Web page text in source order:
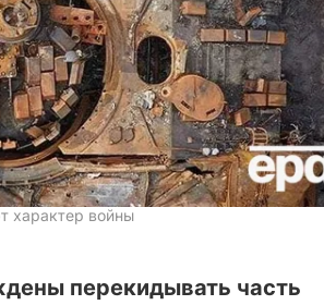
характер войны
перекидывать часть